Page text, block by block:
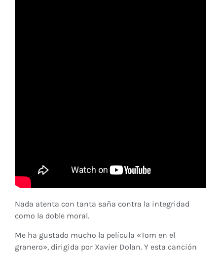
Nada atenta con tanta saña contra la integridad
como la doble moral.
Me ha gustado mucho la película «Tom en el
granero», dirigida por Xavier Dolan. Y esta canción